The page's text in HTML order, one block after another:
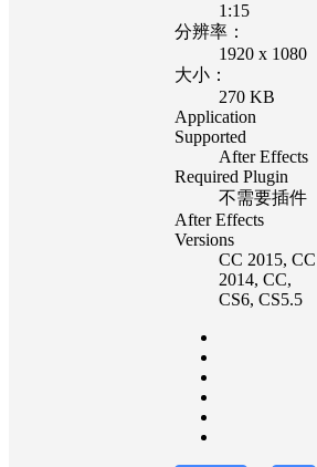
1:15
分辨率：
1920 x 1080
大小：
270 KB
Application
Supported
After Effects
Required Plugin
不需要插件
After Effects
Versions
CC 2015, CC
2014, CC,
CS6, CS5.5